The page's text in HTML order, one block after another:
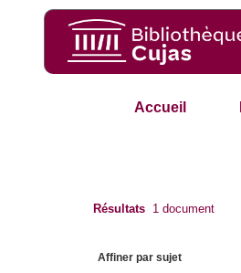
Accueil
Résultats 1 document
Affiner par sujet